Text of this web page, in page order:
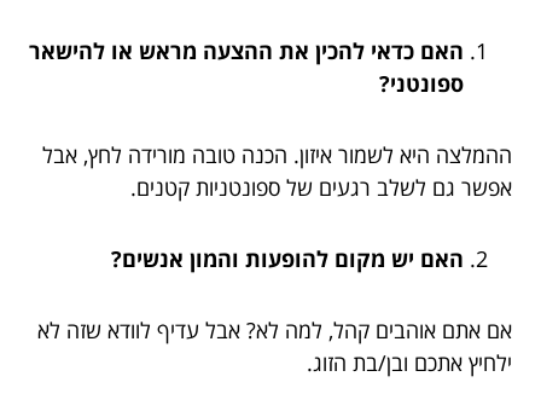
האם כדאי להכין את ההצעה מראש או להישאר
ספונטני?
ההמלצה היא לשמור איזון. הכנה טובה מורידה לחץ, אבל
אפשר גם לשלב רגעים של ספונטניות קטנים.
האם יש מקום להופעות והמון אנשים?
אם אתם אוהבים קהל, למה לא? אבל עדיף לוודא שזה לא
ילחיץ אתכם ובן/בת הזוג.